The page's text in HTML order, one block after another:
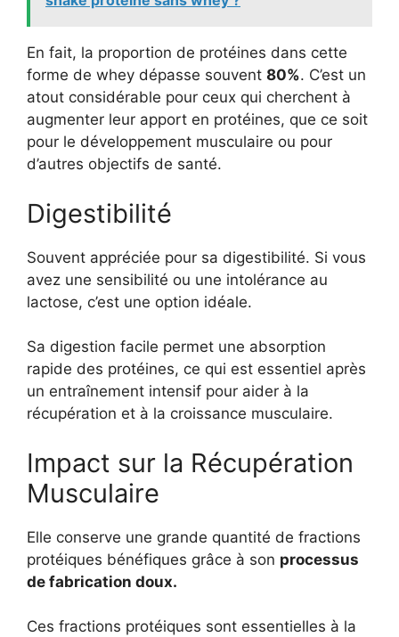
En fait, la proportion de protéines dans cette
forme de whey dépasse souvent 80%. C’est un
atout considérable pour ceux qui cherchent à
augmenter leur apport en protéines, que ce soit
pour le développement musculaire ou pour
d’autres objectifs de santé.
Digestibilité
Souvent appréciée pour sa digestibilité. Si vous
avez une sensibilité ou une intolérance au
lactose, c’est une option idéale.
Sa digestion facile permet une absorption
rapide des protéines, ce qui est essentiel après
un entraînement intensif pour aider à la
récupération et à la croissance musculaire.
Impact sur la Récupération
Musculaire
Elle conserve une grande quantité de fractions
protéiques bénéfiques grâce à son processus
de fabrication doux.
Ces fractions protéiques sont essentielles à la